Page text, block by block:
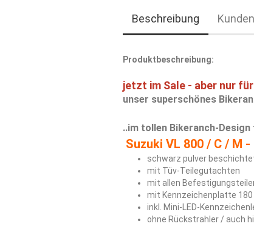
Beschreibung
Produktbeschreibung:
jetzt im Sale - aber nur
unser superschönes
..im tollen Bikeranch-Design
Suzuki VL 800 / C / M -
schwarz pulver
mit Tüv-Teilegutachten
mit allen
mit Kennzeichenplatte 180
inkl. Mini-LED-
ohne Rückstrahler / auch